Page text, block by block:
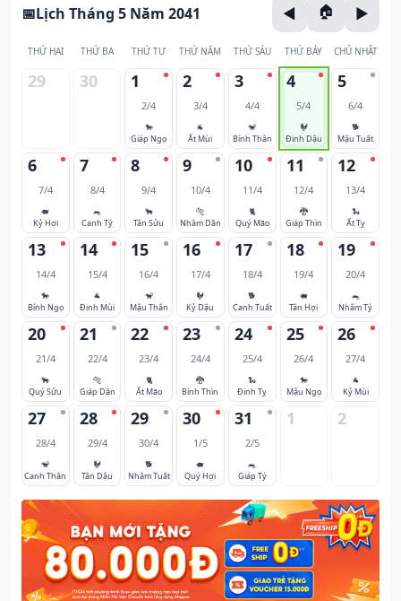
Lịch Tháng 5 Năm 2041
THỨ HAI THỨ BA THỨ TƯ THỨ NĂM THỨ SÁU THỨ BẢY CHỦ NHẬT
29 30 1
2/4
🐎
Giáp Ngọ
2
3/4
🐐
Ất Mùi
3
4/4
🐒
Bính Thân
4
5/4
🐓
Đinh Dậu
5
6/4
🐕
Mậu Tuất
6
7/4
🐖
Kỷ Hợi
7
8/4
🐀
Canh Tý
8
9/4
🐂
Tân Sửu
9
10/4
🐅
Nhâm Dần
10
11/4
🐈
Quý Mão
11
12/4
🐉
Giáp Thìn
12
13/4
🐍
Ất Tỵ
13
14/4
🐎
Bính Ngọ
14
15/4
🐐
Đinh Mùi
15
16/4
🐒
Mậu Thân
16
17/4
🐓
Kỷ Dậu
17
18/4
🐕
Canh Tuất
18
19/4
🐖
Tân Hợi
19
20/4
🐀
Nhâm Tý
20
21/4
🐂
Quý Sửu
21
22/4
🐅
Giáp Dần
22
23/4
🐈
Ất Mão
23
24/4
🐉
Bính Thìn
24
25/4
🐍
Đinh Tỵ
25
26/4
🐎
Mậu Ngọ
26
27/4
🐐
Kỷ Mùi
27
28/4
🐒
Canh Thân
28
29/4
🐓
Tân Dậu
29
30/4
🐕
Nhâm Tuất
30
1/5
🐖
Quý Hợi
31
2/5
🐀
Giáp Tý
1 2